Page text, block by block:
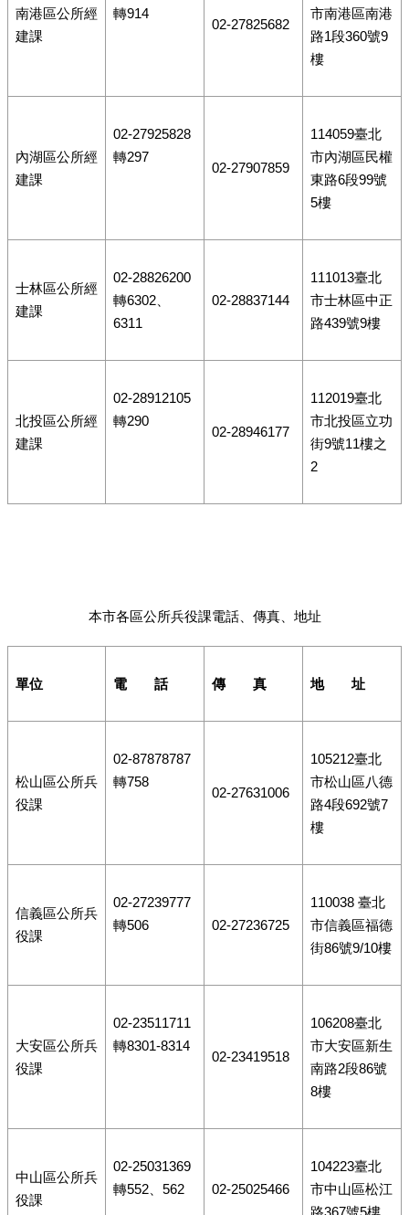
南港區公所經
建課
轉914
02-27825682
市南港區南港
路1段360號9
樓
內湖區公所經
建課
02-27925828
轉297
02-27907859
114059臺北
市內湖區民權
東路6段99號
5樓
士林區公所經
建課
02-28826200
轉6302、
6311
02-28837144
111013臺北
市士林區中正
路439號9樓
北投區公所經
建課
02-28912105
轉290
02-28946177
112019臺北
市北投區立功
街9號11樓之
2
本市各區公所兵役課電話、傳真、地址
單位 電 話 傳 真 地 址
松山區公所兵
役課
02-87878787
轉758
02-27631006
105212臺北
市松山區八德
路4段692號7
樓
信義區公所兵
役課
02-27239777
轉506
02-27236725
110038 臺北
市信義區福德
街86號9/10樓
大安區公所兵
役課
02-23511711
轉8301-8314
02-23419518
106208臺北
市大安區新生
南路2段86號
8樓
中山區公所兵
役課
02-25031369
轉552、562
02-25025466
104223臺北
市中山區松江